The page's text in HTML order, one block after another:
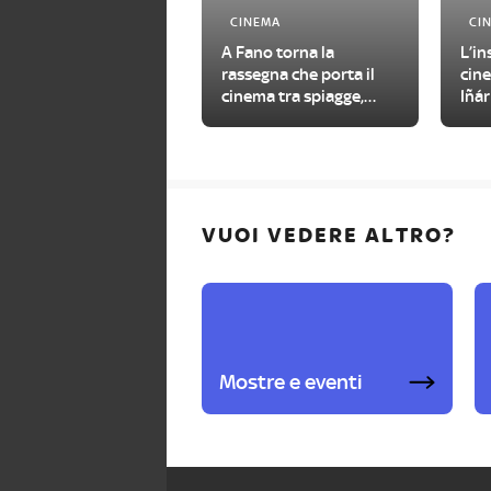
CINEMA
A Fano torna la
rassegna che porta il
cinema tra spiagge,
VUOI VEDERE ALTRO?
Mostre e eventi